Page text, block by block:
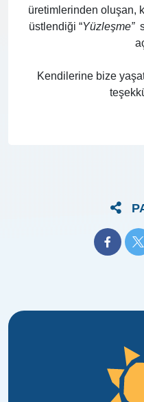
üretimlerinden oluşan,
üstlendiği “Yüzleşme”
Kendilerine bize